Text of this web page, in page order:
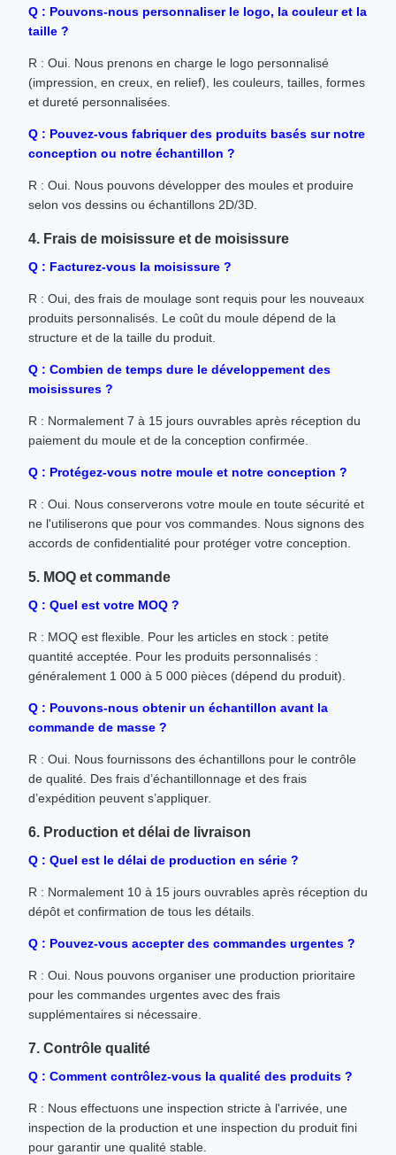
Q : Pouvons-nous personnaliser le logo, la couleur et la
taille ?
R : Oui. Nous prenons en charge le logo personnalisé
(impression, en creux, en relief), les couleurs, tailles, formes
et dureté personnalisées.
Q : Pouvez-vous fabriquer des produits basés sur notre
conception ou notre échantillon ?
R : Oui. Nous pouvons développer des moules et produire
selon vos dessins ou échantillons 2D/3D.
4. Frais de moisissure et de moisissure
Q : Facturez-vous la moisissure ?
R : Oui, des frais de moulage sont requis pour les nouveaux
produits personnalisés. Le coût du moule dépend de la
structure et de la taille du produit.
Q : Combien de temps dure le développement des
moisissures ?
R : Normalement 7 à 15 jours ouvrables après réception du
paiement du moule et de la conception confirmée.
Q : Protégez-vous notre moule et notre conception ?
R : Oui. Nous conserverons votre moule en toute sécurité et
ne l'utiliserons que pour vos commandes. Nous signons des
accords de confidentialité pour protéger votre conception.
5. MOQ et commande
Q : Quel est votre MOQ ?
R : MOQ est flexible. Pour les articles en stock : petite
quantité acceptée. Pour les produits personnalisés :
généralement 1 000 à 5 000 pièces (dépend du produit).
Q : Pouvons-nous obtenir un échantillon avant la
commande de masse ?
R : Oui. Nous fournissons des échantillons pour le contrôle
de qualité. Des frais d’échantillonnage et des frais
d’expédition peuvent s’appliquer.
6. Production et délai de livraison
Q : Quel est le délai de production en série ?
R : Normalement 10 à 15 jours ouvrables après réception du
dépôt et confirmation de tous les détails.
Q : Pouvez-vous accepter des commandes urgentes ?
R : Oui. Nous pouvons organiser une production prioritaire
pour les commandes urgentes avec des frais
supplémentaires si nécessaire.
7. Contrôle qualité
Q : Comment contrôlez-vous la qualité des produits ?
R : Nous effectuons une inspection stricte à l'arrivée, une
inspection de la production et une inspection du produit fini
pour garantir une qualité stable.